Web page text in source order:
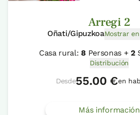
Arregi 2
Oñati/GipuzkoaMostrar
Casa rural:8Personas +2
Distribución
Desde55.00 €en
Más información